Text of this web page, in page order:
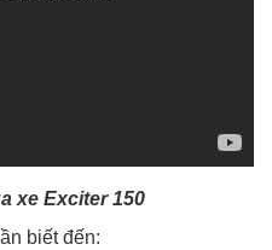
xe Exciter 150
biết đến: